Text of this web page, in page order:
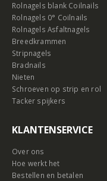
Rolnagels blank Coilnails
Rolnagels 0° Coilnails
Rolnagels Asfaltnagels
Breedkrammen
Stripnagels
Bradnails
Nieten
Schroeven op strip en rol
Tacker spijkers
KLANTENSERVICE
Over ons
Hoe werkt het
Bestellen en betalen